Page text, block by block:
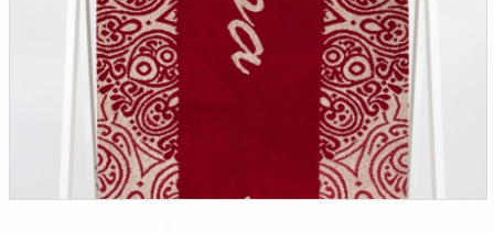
Написать нам
Доверенность на
получение груза
Документы по работе с
персональными данными
Письмо руководителю
Вопросы и ответы
Новости | Статьи
Добавить
в